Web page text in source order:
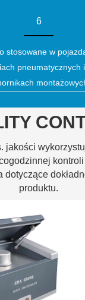
6
stosowane w
pneumatycznych
jakości
dotyczące
produktu.